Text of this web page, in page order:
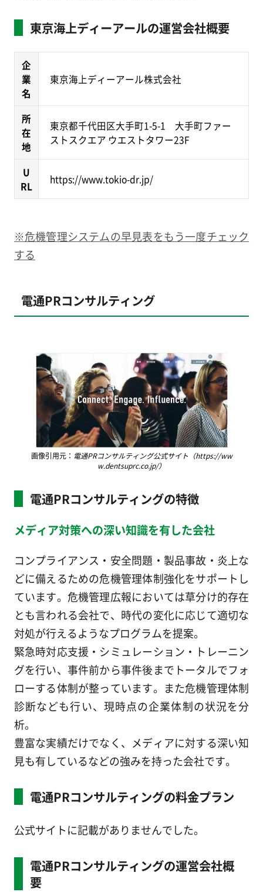
東京海上ディーアールの運営会社概要
企
業
名
東京海上ディーアール株式会社
所
在
地
東京都千代田区大手町1-5-1 大手町ファー
ストスクエア ウエストタワー23F
U
RL
https://www.tokio-dr.jp/
※危機管理システムの早見表をもう一度チェック
する
電通PRコンサルティング
画像引用元： 電通PRコンサルティング公式サイト（https://ww
w.dentsuprc.co.jp/）
電通PRコンサルティングの特徴
メディア対策への深い知識を有した会社
コンプライアンス・安全問題・製品事故・炎上な
どに備えるための危機管理体制強化をサポートし
ています。危機管理広報においては草分け的存在
とも言われる会社で、時代の変化に応じて適切な
対処が行えるようなプログラムを提案。
緊急時対応支援・シミュレーション・トレーニン
グを行い、事件前から事件後までトータルでフォ
ローする体制が整っています。また危機管理体制
診断なども行い、現時点の企業体制の状況を分
析。
豊富な実績だけでなく、メディアに対する深い知
見も有しているなどの強みを持った会社です。
電通PRコンサルティングの料金プラン
公式サイトに記載がありませんでした。
電通PRコンサルティングの運営会社概
要